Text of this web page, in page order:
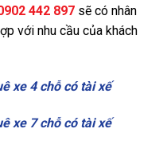
442 897 sẽ có nhân
với nhu cầu của khách
xe 4 chỗ có tài xế
xe 7 chỗ có tài xế